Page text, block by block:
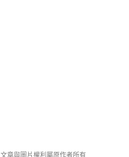
文章與圖片權利屬原作者所有